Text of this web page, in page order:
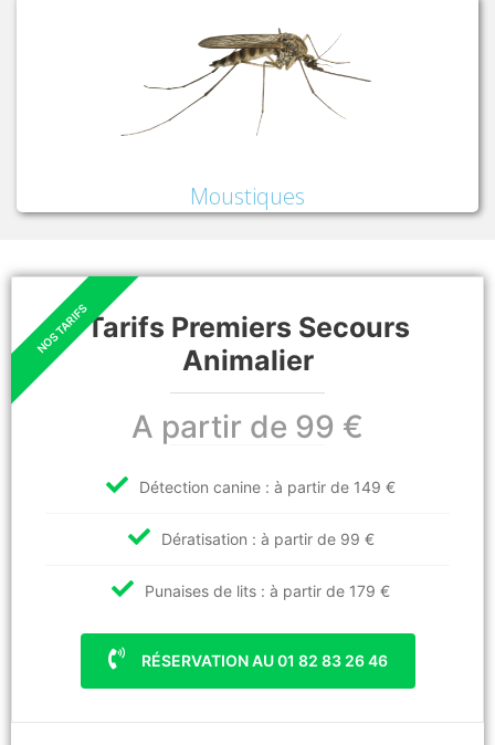
Moustiques
Tarifs Premiers Secours
Animalier
A partir de 99 €
Détection canine : à partir de 149 €
Dératisation : à partir de 99 €
Punaises de lits : à partir de 179 €
RÉSERVATION AU 01 82 83 26 46